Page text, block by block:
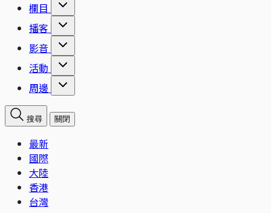
欄目
播客
影音
活動
周邊
搜尋 關閉
最新
國際
大陸
香港
台灣